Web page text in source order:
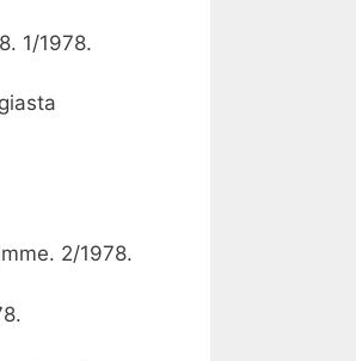
1/1978.
2/1978.